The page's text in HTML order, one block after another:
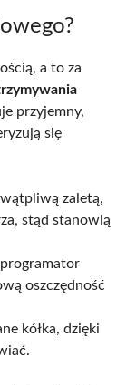
a to za
przyjemny,
się
zaletą,
stąd stanowią
oszczędność
kółka, dzięki